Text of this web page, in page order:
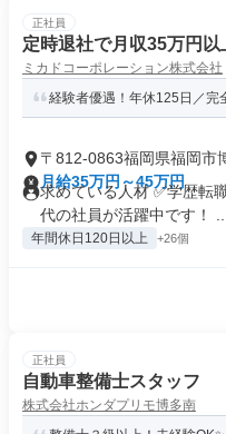
正社員
定時退社で月収35万円
ミカドコーポレーション株式会社
経験者優遇！年休125日／
〒812-0863福岡県福岡市
月給35万円～45万円
求めている人材 ✅学歴転
代の社員が活躍中です！ ...
年間休日120日以上 +26個
正社員
自動車整備士スタッフ
株式会社ホンダプリモ博多南